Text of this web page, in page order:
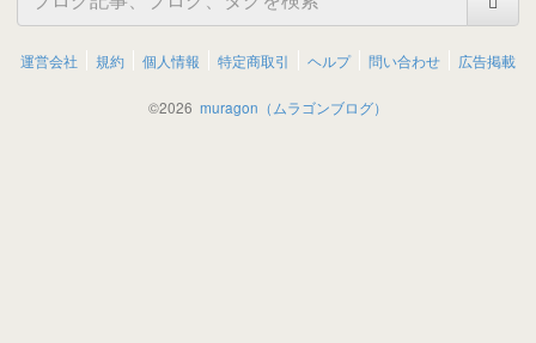
運営会社 規約 個人情報 特定商取引 ヘルプ 問い合わせ 広告掲載
©2026 muragon（ムラゴンブログ）